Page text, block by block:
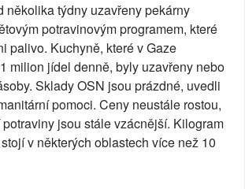
několika týdny uzavřeny pekárny
potravinovým programem, které
palivo. Kuchyně, které v Gaze
milion jídel denně, byly uzavřeny nebo
Sklady OSN jsou prázdné, uvedli
pomoci. Ceny neustále rostou,
jsou stále vzácnější. Kilogram
v některých oblastech více než 10